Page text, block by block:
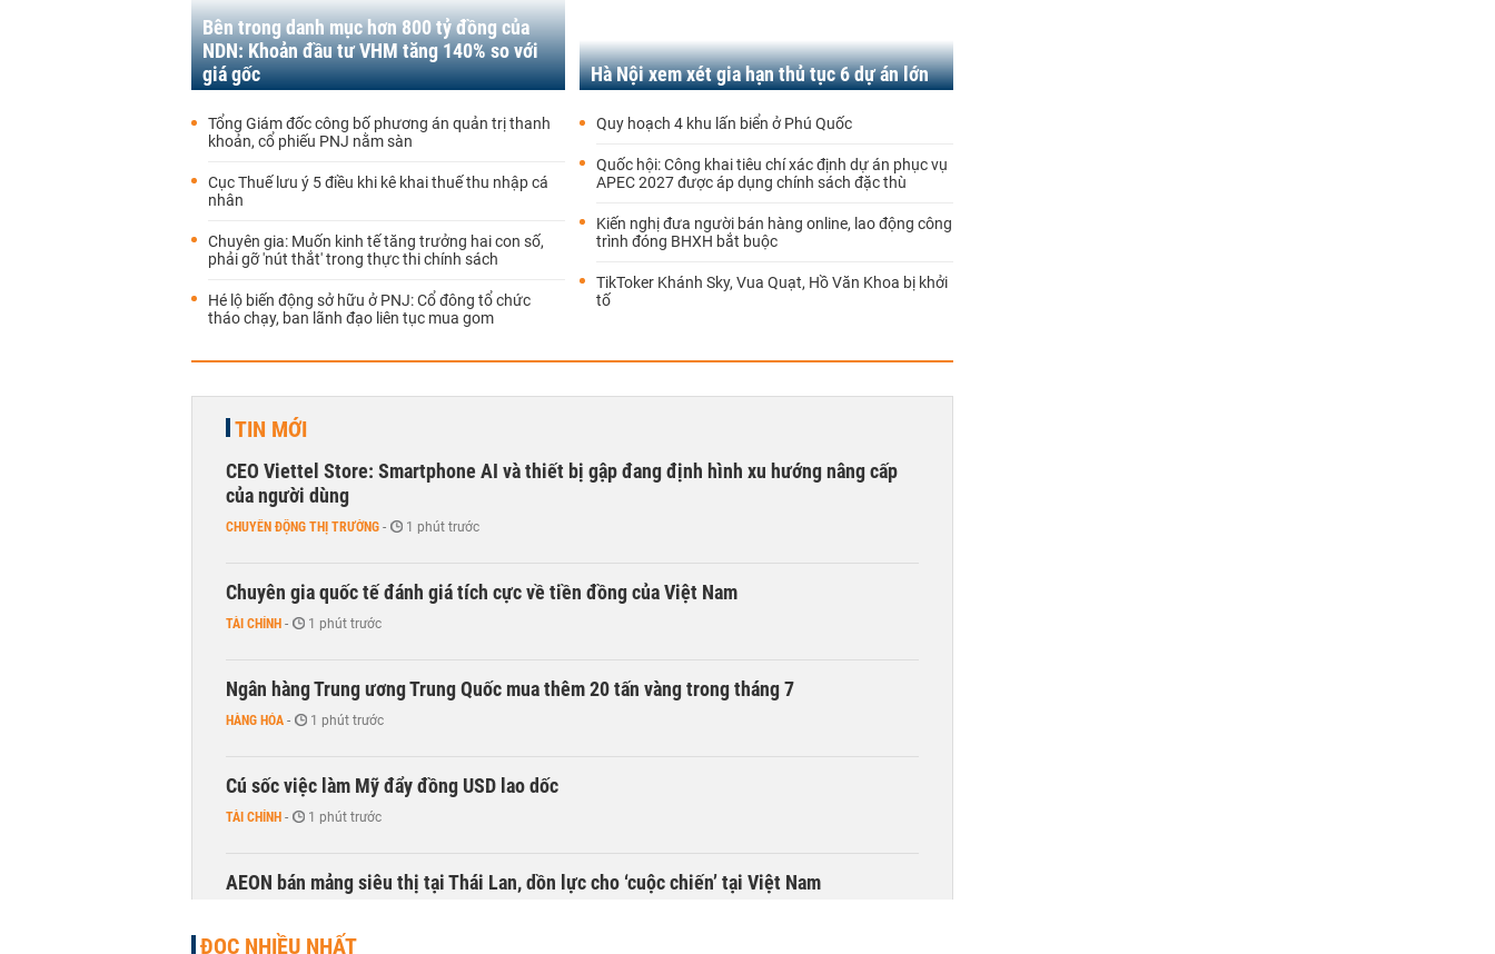
Bên trong danh mục hơn 800 tỷ đồng của
NDN: Khoản đầu tư VHM tăng 140% so với
giá gốc
Tổng Giám đốc công bố phương án quản trị thanh
khoản, cổ phiếu PNJ nằm sàn
Cục Thuế lưu ý 5 điều khi kê khai thuế thu nhập cá
nhân
Chuyên gia: Muốn kinh tế tăng trưởng hai con số,
phải gỡ 'nút thắt' trong thực thi chính sách
Hé lộ biến động sở hữu ở PNJ: Cổ đông tổ chức
tháo chạy, ban lãnh đạo liên tục mua gom
Hà Nội xem xét gia hạn thủ tục 6 dự án lớn
Quy hoạch 4 khu lấn biển ở Phú Quốc
Quốc hội: Công khai tiêu chí xác định dự án phục vụ
APEC 2027 được áp dụng chính sách đặc thù
Kiến nghị đưa người bán hàng online, lao động công
trình đóng BHXH bắt buộc
TikToker Khánh Sky, Vua Quạt, Hồ Văn Khoa bị khởi
tố
TIN MỚI
CEO Viettel Store: Smartphone AI và thiết bị gập đang định hình xu hướng nâng cấp
của người dùng
CHUYỂN ĐỘNG THỊ TRƯỜNG - 1 phút trước
Chuyên gia quốc tế đánh giá tích cực về tiền đồng của Việt Nam
TÀI CHÍNH - 1 phút trước
Ngân hàng Trung ương Trung Quốc mua thêm 20 tấn vàng trong tháng 7
HÀNG HÓA - 1 phút trước
Cú sốc việc làm Mỹ đẩy đồng USD lao dốc
TÀI CHÍNH - 1 phút trước
AEON bán mảng siêu thị tại Thái Lan, dồn lực cho ‘cuộc chiến’ tại Việt Nam
ĐỌC NHIỀU NHẤT